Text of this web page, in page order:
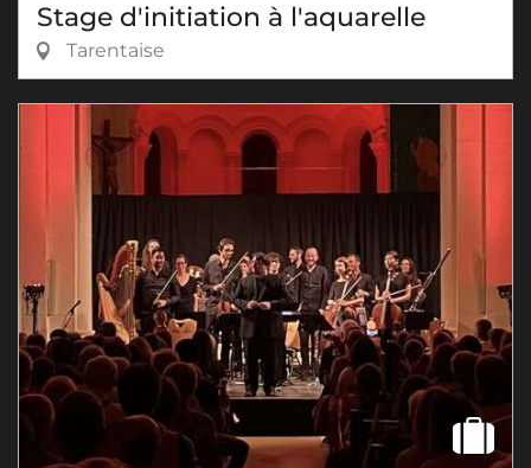
Stage d'initiation à l'aquarelle
Tarentaise